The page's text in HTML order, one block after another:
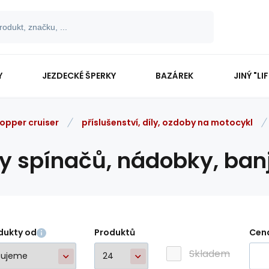
JEZDECKÉ ŠPERKY BAZÁREK JINÝ
cruiser příslušenství, díly, ozdoby na motocykl
spínačů, nádobky,
od Produktů
Skladem